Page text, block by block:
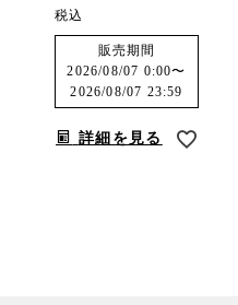
税込
販売期間
2026/08/07 0:00〜
2026/08/07 23:59
詳細を見る